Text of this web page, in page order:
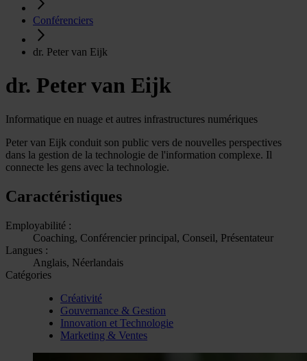
Conférenciers
dr. Peter van Eijk
dr. Peter van Eijk
Informatique en nuage et autres infrastructures numériques
Peter van Eijk conduit son public vers de nouvelles perspectives
dans la gestion de la technologie de l'information complexe. Il
connecte les gens avec la technologie.
Caractéristiques
Employabilité :
Coaching, Conférencier principal, Conseil, Présentateur
Langues :
Anglais, Néerlandais
Catégories
Créativité
Gouvernance & Gestion
Innovation et Technologie
Marketing & Ventes